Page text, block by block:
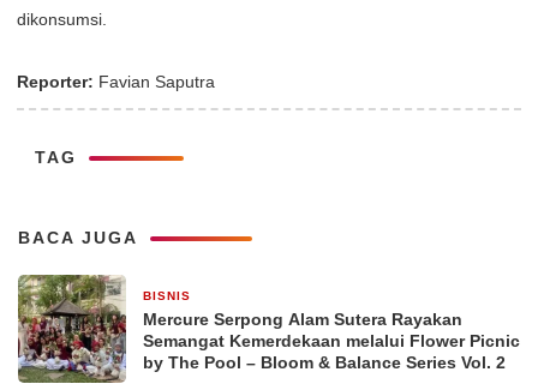
dikonsumsi.
Reporter: Favian Saputra
TAG
BACA JUGA
BISNIS
Mercure Serpong Alam Sutera Rayakan
Semangat Kemerdekaan melalui Flower Picnic
by The Pool – Bloom & Balance Series Vol. 2